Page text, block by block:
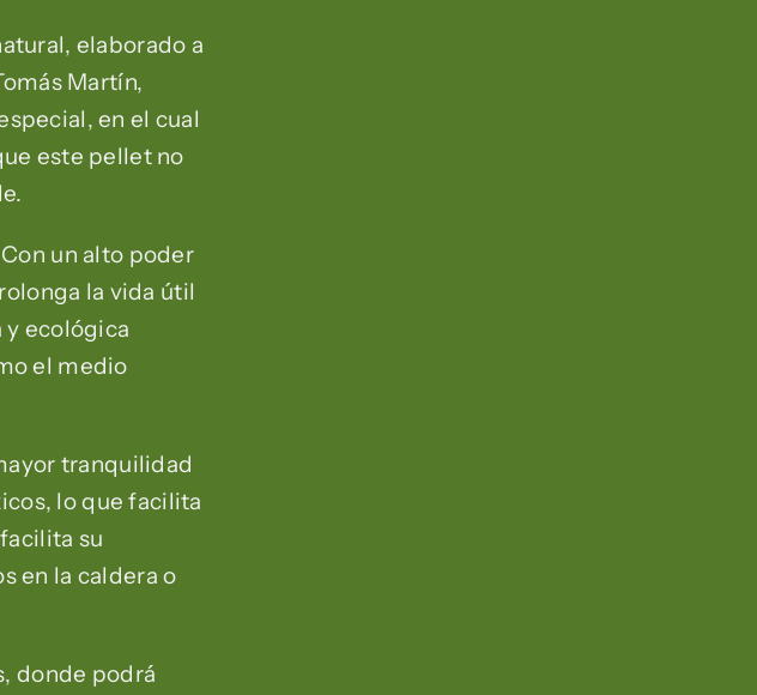
elaborado a
Martín,
en el cual
este pellet no
un alto poder
la vida útil
y ecológica
el medio
tranquilidad
lo que facilita
su
en la caldera o
donde podrá